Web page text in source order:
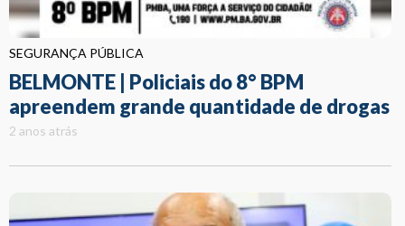
SEGURANÇA PÚBLICA
BELMONTE | Policiais do 8° BPM
apreendem grande quantidade de drogas
2 anos atrás